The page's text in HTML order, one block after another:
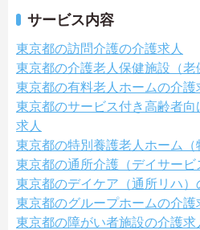
サービス内容
東京都の訪問介護の介護求人
東京都の介護老人保健施設（老
東京都の有料老人ホームの介護
東京都のサービス付き高齢者
求人
東京都の特別養護老人ホーム（
東京都の通所介護（デイサービ
東京都のデイケア（通所リハ）
東京都のグループホームの介護
東京都の障がい者施設の介護求